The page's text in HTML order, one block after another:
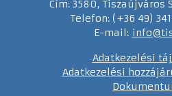
Cím: 3580, Tiszaújváros
Telefon: (+36 49)
E-mail:
Adatkezelési
Adatkezelési